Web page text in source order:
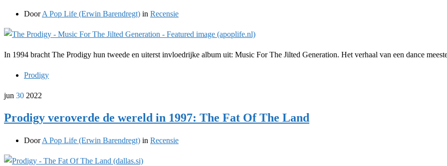
DoorA Pop Life (Erwin Barendregt) in Recensie
In 1994 bracht The Prodigy hun tweede en uiterst invloedrijke album uit: Music For The Jilted Generation. Het verhaal van een dance
Prodigy
jun 30 2022
Prodigy veroverde de wereld in 1997: The Fat Of The Land
DoorA Pop Life (Erwin Barendregt) in Recensie